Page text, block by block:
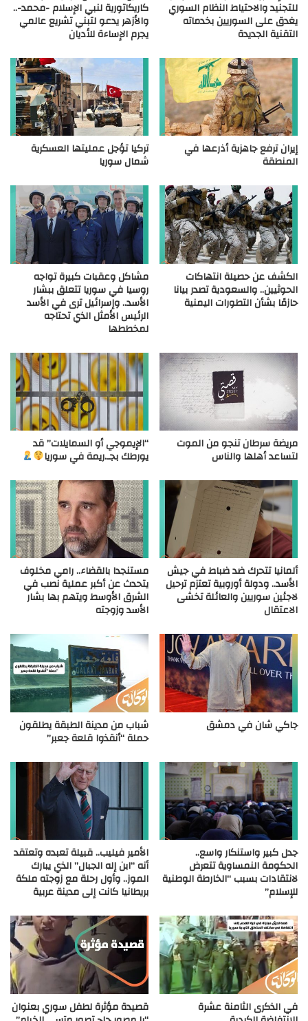
للتجنيد والاحتياط النظام السوري
يغدق على السوريين بخدماته
التقنية الجديدة
كاريكاتورية لنبي الإسلام -محمد-..
والأزهر يدعو لتبني تشريع عالمي
يجرم الإساءة للأديان
إيران ترفع جاهزية أذرعها في
المنطقة
تركيا تؤجل عمليتها العسكرية
شمال سوريا
الكشف عن حصيلة انتهاكات
الحوثيين.. والسعودية تصدر بيانا
حازمًا بشأن التطورات اليمنية
مشاكل وعقبات كبيرة تواجه
روسيا في سوريا تتعلق ببشار
الأسد.. وإسرائيل ترى في الأسد
الرئيس الأمثل الذي تحتاجه
لمخططها
مريضة سرطان تنجو من الموت
لتساعد أهلها والناس
“الإيموجي أو السمايلات” قد
يورطك بجـ.ريمة في سوريا
ألمانيا تتحرك ضد ضباط في جيش
الأسد.. ودولة أوروبية تعتزم ترحيل
لاجئين سوريين والعائلة تخشى
الاعتقال
مستنجدا بالقضاء.. رامي مخلوف
يتحدث عن أكبر عملية نصب في
الشرق الأوسط ويتهم بها بشار
الأسد وزوجته
جاكي شان في دمشق شباب من مدينة الطبقة يطلقون
حملة “أنقذوا قلعة جعبر”
جدل كبير واستنكار واسع..
الحكومة النمساوية تتعرض
لانتقادات بسبب “الخارطة الوطنية
للإسلام”
الأمير فيليب.. قبيلة تعبده وتعتقد
أنه “ابن إله الجبال” الذي يبارك
الموز.. وأول رحلة مع زوجته ملكة
بريطانيا كانت إلى مدينة عربية
في الذكرى الثامنة عشرة قصيدة مؤثرة لطفل سوري بعنوان